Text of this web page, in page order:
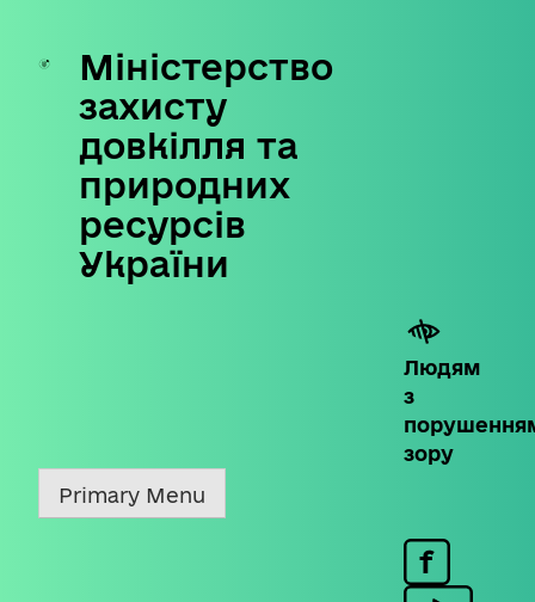
Skip
content
Міністерство
захисту
довкілля та
природних
ресурсів
України
Людям
з
зору
Primary Menu